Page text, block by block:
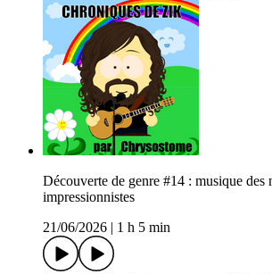
Découverte de genre #14 : musique des
impressionnistes
21/06/2026
1 h 5 min